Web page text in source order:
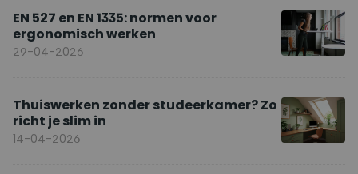
EN 527 en EN 1335: normen voor
ergonomisch werken
29-04-2026
Thuiswerken zonder studeerkamer? Zo
richt je slim in
14-04-2026